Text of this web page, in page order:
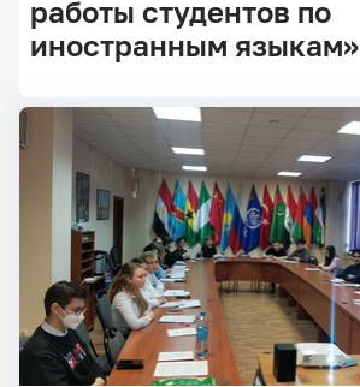
работы студентов по
иностранным языкам»